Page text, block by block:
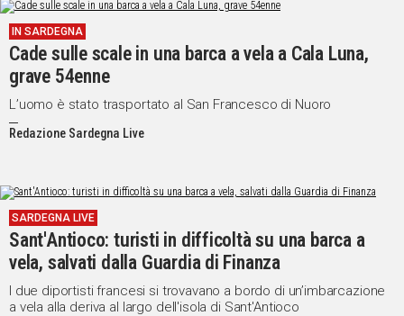
IN SARDEGNA
Cade sulle scale in una barca a vela a Cala Luna,
grave 54enne
L’uomo è stato trasportato al San Francesco di Nuoro
Redazione Sardegna Live
SARDEGNA LIVE
Sant'Antioco: turisti in difficoltà su una barca a
vela, salvati dalla Guardia di Finanza
I due diportisti francesi si trovavano a bordo di un’imbarcazione
a vela alla deriva al largo dell'isola di Sant'Antioco